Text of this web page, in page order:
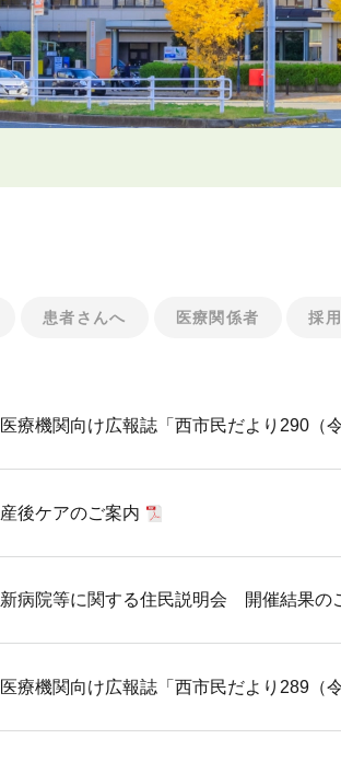
患者さんへ 医療関係者 採
医療機関向け広報誌「西市民だより290（
産後ケアのご案内
新病院等に関する住民説明会 開催結果の
医療機関向け広報誌「西市民だより289（